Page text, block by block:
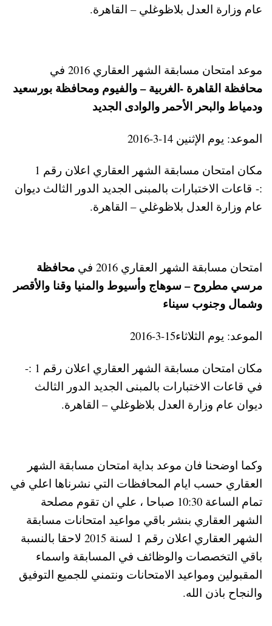
عام وزارة العدل بلاظوغلي – القاهرة.
موعد امتحان مسابقة الشهر العقاري 2016 في
محافظة القاهرة -الغربية – والفيوم ومحافظة بورسعيد
ودمياط والبحر الأحمر والوادى الجديد
الموعد: يوم الإثنين 14-3-2016
مكان امتحان مسابقة الشهر العقاري اعلان رقم 1
:- قاعات الاختبارات بالمبنى الجديد الدور الثالث ديوان
عام وزارة العدل بلاظوغلي – القاهرة.
امتحان مسابقة الشهر العقاري 2016 في
محافظة
مرسي مطروح – سوهاج وأسيوط والمنيا وقنا والأقصر
وشمال وجنوب سيناء
الموعد: يوم الثلاثاء15-3-2016
مكان امتحان مسابقة الشهر العقاري اعلان رقم 1 :-
في قاعات الاختبارات بالمبنى الجديد الدور الثالث
ديوان عام وزارة العدل بلاظوغلي – القاهرة.
وكما اوضحنا فان موعد بداية امتحان مسابقة الشهر
العقاري حسب ايام المحافظات التي نشرناها اعلي في
تمام الساعة 10:30 صباحا ، علي ان تقوم مصلحة
الشهر العقاري بنشر باقي مواعيد امتحانات مسابقة
الشهر العقاري اعلان رقم 1 لسنة 2015 لاحقا بالنسبة
باقي التخصصات والوظائف في المسابقة واسماء
المقبولين ومواعيد الامتحانات ونتمني للجميع التوفيق
والنجاح باذن الله.